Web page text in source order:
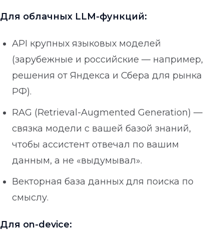
Для облачных LLM-функций:
API крупных языковых моделей
(зарубежные и российские — например,
решения от Яндекса и Сбера для рынка
РФ).
RAG (Retrieval-Augmented Generation) —
связка модели с вашей базой знаний,
чтобы ассистент отвечал по вашим
данным, а не «выдумывал».
Векторная база данных для поиска по
смыслу.
Для on-device: